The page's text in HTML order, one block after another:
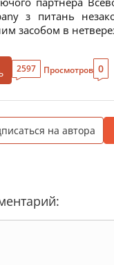
з питань
засобом в
2597 Просмотров 0
на автора